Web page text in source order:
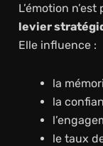
L’émotion
levier
Elle influence :
la
la
le taux